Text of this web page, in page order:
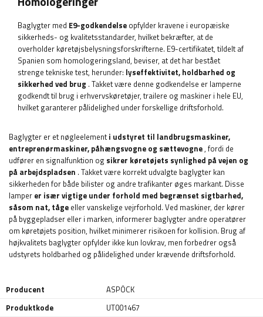
Baglygter med E9-godkendelse opfylder kravene i europæiske
sikkerheds- og kvalitetsstandarder, hvilket bekræfter, at de
overholder køretøjsbelysningsforskrifterne. E9-certifikatet, tildelt af
Spanien som homologeringsland, beviser, at det har bestået
strenge tekniske test, herunder: lyseffektivitet, holdbarhed og
sikkerhed ved brug . Takket være denne godkendelse er lamperne
godkendt til brug i erhvervskøretøjer, trailere og maskiner i hele EU,
hvilket garanterer pålidelighed under forskellige driftsforhold.
Baglygter er et nøgleelementi udstyret til landbrugsmaskiner,
entreprenørmaskiner, påhængsvogne og sættevogne, fordi de
udfører en signalfunktion og sikrer køretøjets synlighed på vejen og
på arbejdspladsen . Takket være korrekt udvalgte baglygter kan
sikkerheden for både bilister og andre trafikanter øges markant. Disse
lamper er især vigtige under forhold med begrænset sigtbarhed,
såsom nat, tåge eller vanskelige vejrforhold. Ved maskiner, der kører
på byggepladser eller i marken, informerer baglygter andre operatører
om køretøjets position, hvilket minimerer risikoen for kollision. Brug af
højkvalitets baglygter opfylder ikke kun lovkrav, men forbedrer også
udstyrets holdbarhed og pålidelighed under krævende driftsforhold.
Producent
ASPÖCK
Produktkode
UT001467